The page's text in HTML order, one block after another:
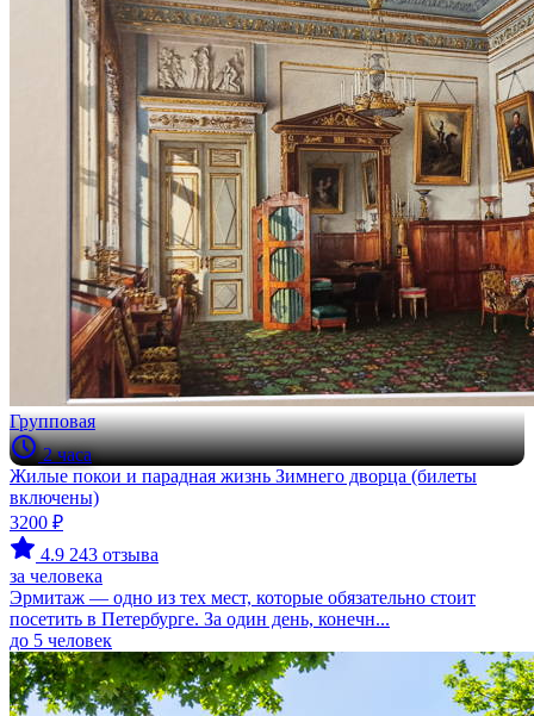
Групповая
2 часа
Жилые покои и парадная жизнь Зимнего дворца (билеты
включены)
3200 ₽
4.9 243 отзыва
за человека
Эрмитаж — одно из тех мест, которые обязательно стоит
посетить в Петербурге. За один день, конечн...
до 5 человек